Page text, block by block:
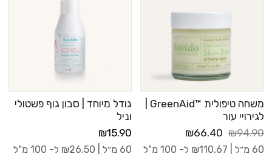
לגירויי עור
₪94.90
₪66.40
60 מ״ל | ₪110.67 ל- 100 מ"ל
גודל מיוחד | סבון גוף פשטולי
וניל
₪15.90
60 מ״ל | ₪26.50 ל- 100 מ"ל